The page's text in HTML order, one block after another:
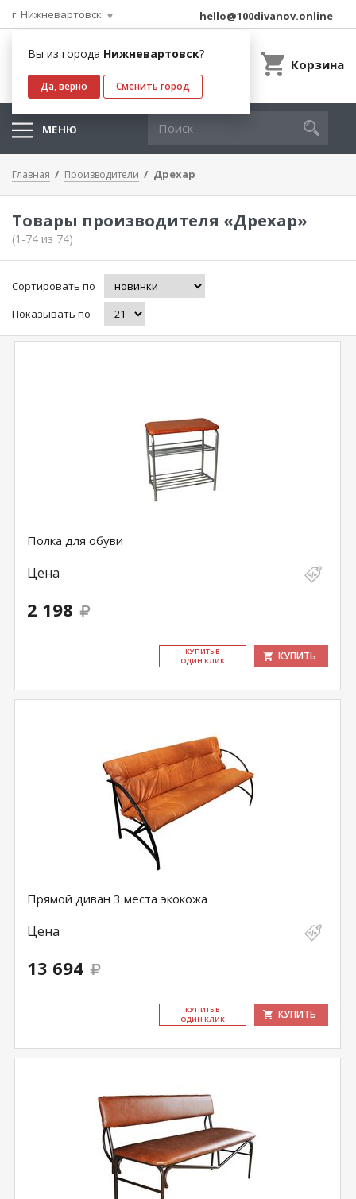
г. Нижневартовск
Вы из города Нижневартовск?
Да, верно Сменить город
hello@100divanov.online
Корзина
МЕНЮ
Главная Производители Дрехар
Товары производителя «Дрехар»
(1-74 из 74)
Сортировать по
Показывать по
Полка для обуви
Цена
2 198
КУ­ПИТЬ В
ОДИН КЛИК
КУПИТЬ
Прямой диван 3 места экокожа
Цена
13 694
КУ­ПИТЬ В
ОДИН КЛИК
КУПИТЬ